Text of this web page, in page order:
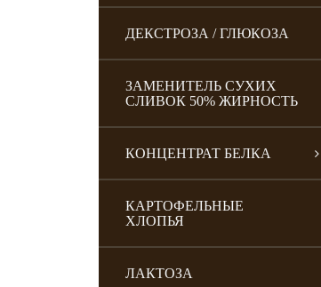
ДЕКСТРОЗА / ГЛЮКОЗА
ЗАМЕНИТЕЛЬ СУХИХ
СЛИВОК 50% ЖИРНОСТЬ
КОНЦЕНТРАТ БЕЛКА
КАРТОФЕЛЬНЫЕ
ХЛОПЬЯ
ЛАКТОЗА